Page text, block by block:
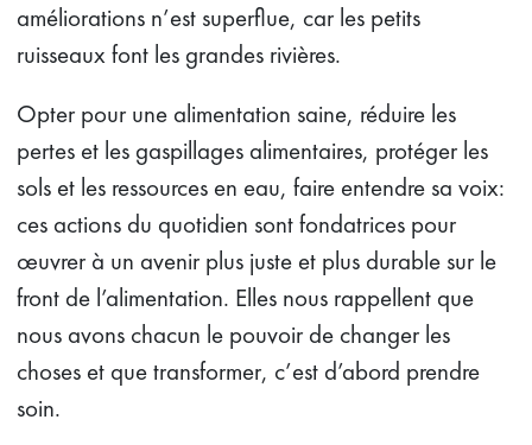
améliorations n’est superflue, car les petits
ruisseaux font les grandes rivières.
Opter pour une alimentation saine, réduire les
pertes et les gaspillages alimentaires, protéger les
sols et les ressources en eau, faire entendre sa voix:
ces actions du quotidien sont fondatrices pour
œuvrer à un avenir plus juste et plus durable sur le
front de l’alimentation. Elles nous rappellent que
nous avons chacun le pouvoir de changer les
choses et que transformer, c’est d’abord prendre
soin.